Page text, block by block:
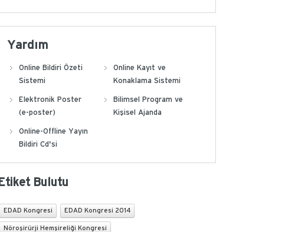
Yardım
Online Bildiri Özeti
Sistemi
Online Kayıt ve
Konaklama Sistemi
Elektronik Poster
(e-poster)
Bilimsel Program ve
Kişisel Ajanda
Online-Offline Yayın
Bildiri Cd'si
Etiket Bulutu
EDAD Kongresi EDAD Kongresi 2014
Nöroşirürji Hemşireliği Kongresi